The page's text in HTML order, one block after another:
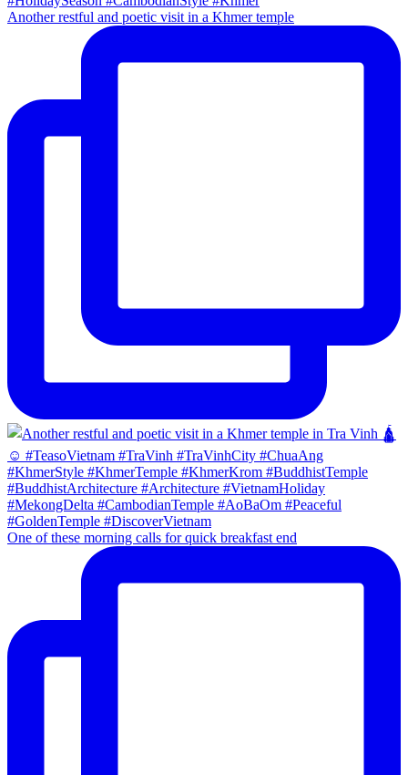
Another restful and poetic visit in a Khmer temple
One of these morning calls for quick breakfast end